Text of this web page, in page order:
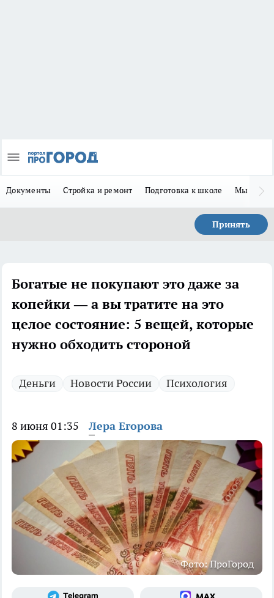
Документы Стройка и ремонт Подготовка к школе Мы в MAX
Принять
Богатые не покупают это даже за
копейки — а вы тратите на это
целое состояние: 5 вещей, которые
нужно обходить стороной
Деньги Новости России Психология
8 июня 01:35 Лера Егорова
Фото: ПроГород